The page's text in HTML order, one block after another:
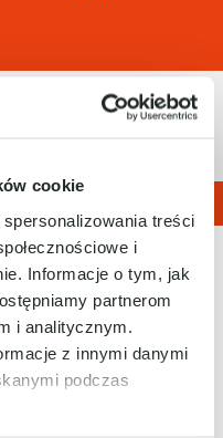
cookie
treści
i
Informacje o tym, jak
partnerom
i analitycznym.
z innymi danymi
podczas